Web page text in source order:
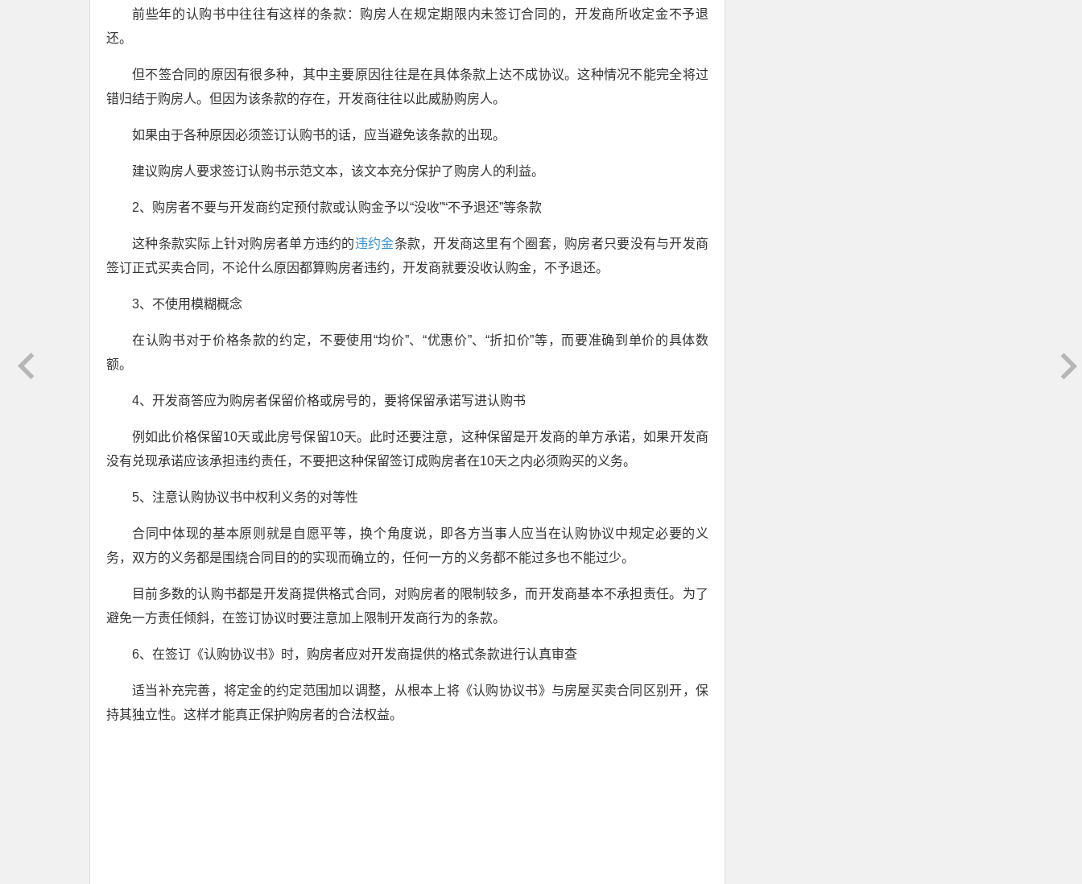
前些年的认购书中往往有这样的条款：购房人在规定期限内未签订合同的，开发商所收定金不予退
还。
但不签合同的原因有很多种，其中主要原因往往是在具体条款上达不成协议。这种情况不能完全将过
错归结于购房人。但因为该条款的存在，开发商往往以此威胁购房人。
如果由于各种原因必须签订认购书的话，应当避免该条款的出现。
建议购房人要求签订认购书示范文本，该文本充分保护了购房人的利益。
2、购房者不要与开发商约定预付款或认购金予以“没收”“不予退还”等条款
这种条款实际上针对购房者单方违约的违约金条款，开发商这里有个圈套，购房者只要没有与开发商
签订正式买卖合同，不论什么原因都算购房者违约，开发商就要没收认购金，不予退还。
3、不使用模糊概念
在认购书对于价格条款的约定，不要使用“均价”、“优惠价”、“折扣价”等，而要准确到单价的具体数
额。
4、开发商答应为购房者保留价格或房号的，要将保留承诺写进认购书
例如此价格保留10天或此房号保留10天。此时还要注意，这种保留是开发商的单方承诺，如果开发商
没有兑现承诺应该承担违约责任，不要把这种保留签订成购房者在10天之内必须购买的义务。
5、注意认购协议书中权利义务的对等性
合同中体现的基本原则就是自愿平等，换个角度说，即各方当事人应当在认购协议中规定必要的义
务，双方的义务都是围绕合同目的的实现而确立的，任何一方的义务都不能过多也不能过少。
目前多数的认购书都是开发商提供格式合同，对购房者的限制较多，而开发商基本不承担责任。为了
避免一方责任倾斜，在签订协议时要注意加上限制开发商行为的条款。
6、在签订《认购协议书》时，购房者应对开发商提供的格式条款进行认真审查
适当补充完善，将定金的约定范围加以调整，从根本上将《认购协议书》与房屋买卖合同区别开，保
持其独立性。这样才能真正保护购房者的合法权益。